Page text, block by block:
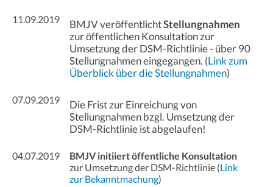
11.09.2019 BMJV veröffentlichtStellungnahmen
zur öffentlichen Konsultation zur
Umsetzung der DSM-Richtlinie - über 90
Stellungnahmen eingegangen. (Link zum
Überblick über die Stellungnahmen)
07.09.2019
Die Frist zur Einreichung von
Stellungnahmen bzgl. Umsetzung der
DSM-Richtlinie ist abgelaufen!
04.07.2019
BMJV initiiert öffentliche Konsultation
zur Umsetzung der DSM-Richtlinie (Link
zur Bekanntmachung)